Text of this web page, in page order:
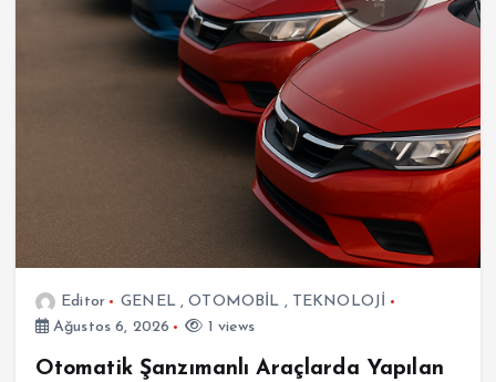
Editor GENEL,OTOMOBİL , TEKNOLOJİ
Ağustos 6, 2026
1 views
Otomatik Şanzımanlı Araçlarda Yapılan